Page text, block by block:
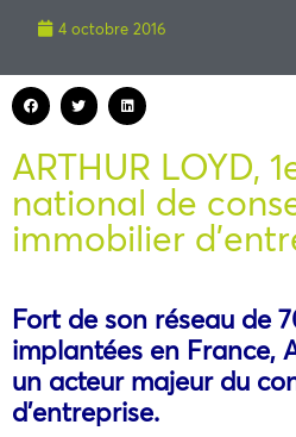
4 octobre 2016
ARTHUR LOYD,
national de
immobilier
Fort de son réseau de
implantées en France,
un acteur majeur du
d’entreprise.